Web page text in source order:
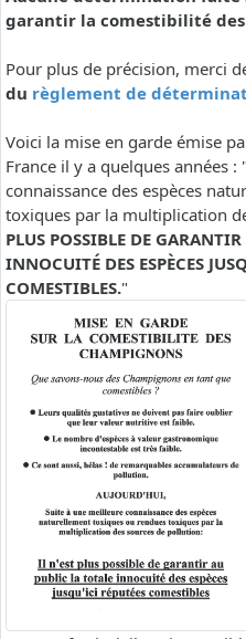
garantir la comestibilité
Pour plus de précision, merci
du règlement de
Voici la mise en garde émise
France il y a quelques années
connaissance des espèces
toxiques par la multiplication
PLUS POSSIBLE DE
INNOCUITÉ DES ESPÈCES
COMESTIBLES."